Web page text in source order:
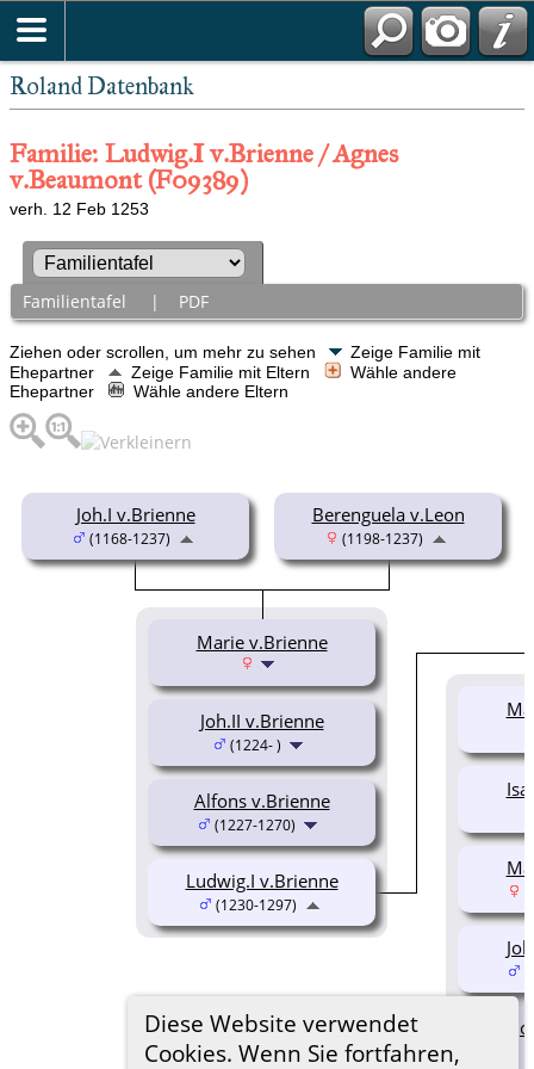
Roland Datenbank
Diese Website verwendet
Cookies. Wenn Sie fortfahren,
Familie: Ludwig.I v.Brienne / Agnes
v.Beaumont (F09389)
verh. 12 Feb 1253
Familientafel | PDF
Ziehen oder scrollen, um mehr zu sehen
Zeige Familie mit
Ehepartner
Zeige Familie mit Eltern
Wähle andere
Ehepartner
Wähle andere Eltern
Joh.I v.Brienne
(1168-1237)
Berenguela v.Leon
(1198-1237)
Marie v.Brienne
Joh.II v.Brienne
(1224- )
Alfons v.Brienne
(1227-1270)
Ludwig.I v.Brienne
(1230-1297)